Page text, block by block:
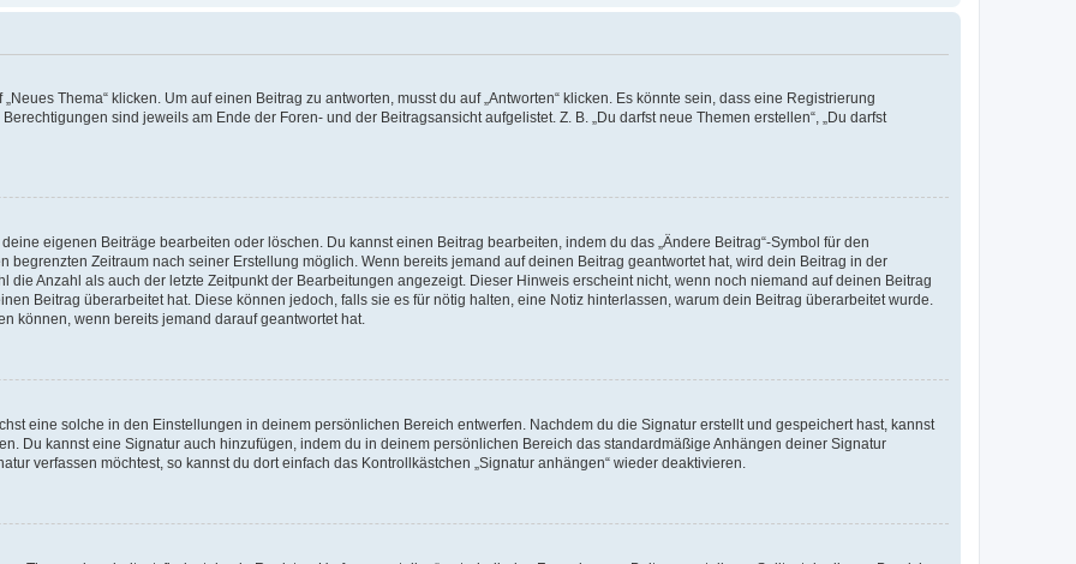
Thema“ klicken. Um auf einen Beitrag zu antworten, musst du auf „Antworten“ klicken. Es könnte sein, dass eine Registrierung
sind jeweils am Ende der Foren- und der Beitragsansicht aufgelistet. Z. B. „Du darfst neue Themen erstellen“, „Du darfst
eigenen Beiträge bearbeiten oder löschen. Du kannst einen Beitrag bearbeiten, indem du das „Ändere Beitrag“-Symbol für den
begrenzten Zeitraum nach seiner Erstellung möglich. Wenn bereits jemand auf deinen Beitrag geantwortet hat, wird dein Beitrag in der
Anzahl als auch der letzte Zeitpunkt der Bearbeitungen angezeigt. Dieser Hinweis erscheint nicht, wenn noch niemand auf deinen Beitrag
Beitrag überarbeitet hat. Diese können jedoch, falls sie es für nötig halten, eine Notiz hinterlassen, warum dein Beitrag überarbeitet wurde.
können, wenn bereits jemand darauf geantwortet hat.
eine solche in den Einstellungen in deinem persönlichen Bereich entwerfen. Nachdem du die Signatur erstellt und gespeichert hast, kannst
Du kannst eine Signatur auch hinzufügen, indem du in deinem persönlichen Bereich das standardmäßige Anhängen deiner Signatur
verfassen möchtest, so kannst du dort einfach das Kontrollkästchen „Signatur anhängen“ wieder deaktivieren.